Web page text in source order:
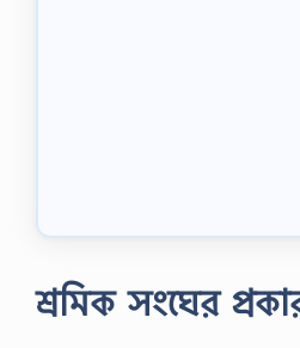
শ্রমিক সংঘের